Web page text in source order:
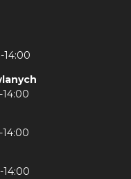
14:00
14:00